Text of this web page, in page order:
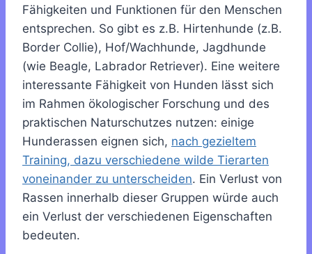
Fähigkeiten und Funktionen für den Menschen
entsprechen. So gibt es z.B. Hirtenhunde (z.B.
Border Collie), Hof/Wachhunde, Jagdhunde
(wie Beagle, Labrador Retriever). Eine weitere
interessante Fähigkeit von Hunden lässt sich
im Rahmen ökologischer Forschung und des
praktischen Naturschutzes nutzen: einige
Hunderassen eignen sich, nach gezieltem
Training, dazu verschiedene wilde Tierarten
voneinander zu unterscheiden. Ein Verlust von
Rassen innerhalb dieser Gruppen würde auch
ein Verlust der verschiedenen Eigenschaften
bedeuten.